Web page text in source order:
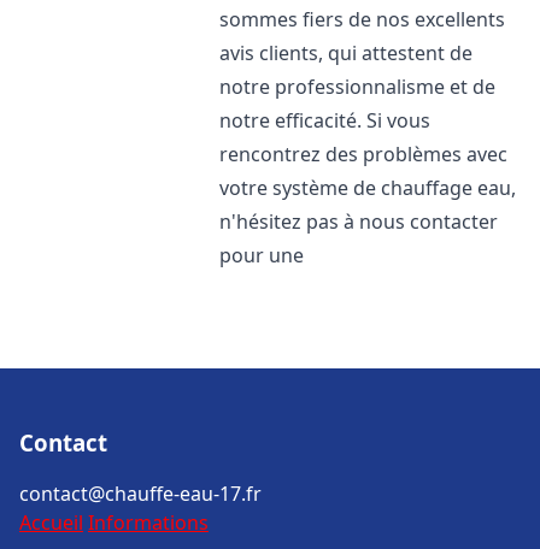
sommes fiers de nos excellents
avis clients, qui attestent de
notre professionnalisme et de
notre efficacité. Si vous
rencontrez des problèmes avec
votre système de chauffage eau,
n'hésitez pas à nous contacter
pour une
Contact
contact@chauffe-eau-17.fr
Accueil Informations